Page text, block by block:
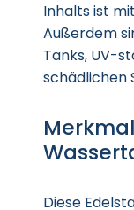
Inhalts ist
Außerdem
Tanks, UV-
schädlichen
Diese